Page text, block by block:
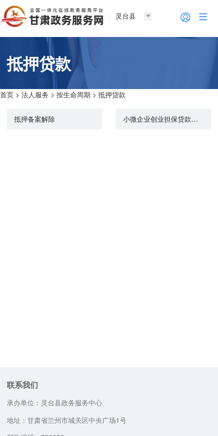
灵台县
抵押贷款
首页 > 法人服务 > 按生命周期 > 抵押贷款
抵押备案解除 小微企业创业担保贷款申请
联系我们
承办单位：灵台县政务服务中心
地址：甘肃省兰州市城关区中央广场1号